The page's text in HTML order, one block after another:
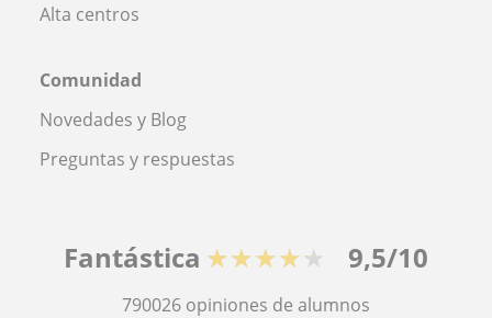
Alta centros
Comunidad
Novedades y Blog
Preguntas y respuestas
Fantástica ★★★★★ 9,5/10
790026 opiniones de alumnos